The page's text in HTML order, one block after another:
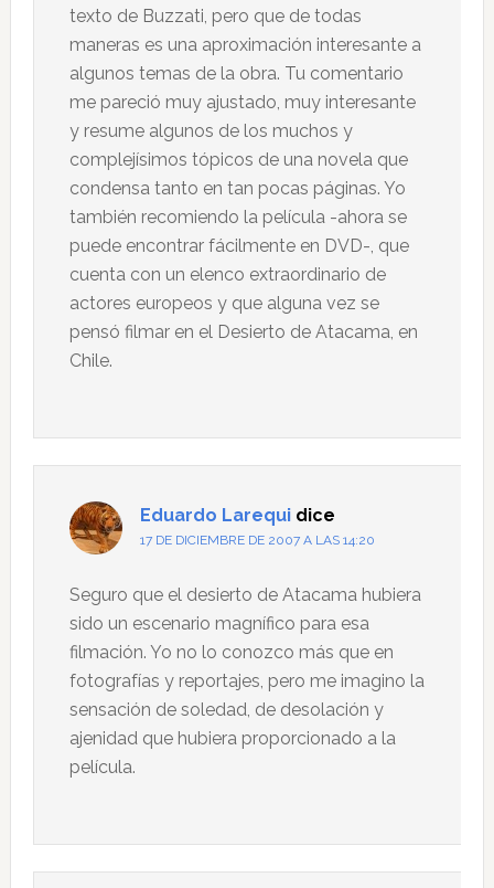
texto de Buzzati, pero que de todas
maneras es una aproximación interesante a
algunos temas de la obra. Tu comentario
me pareció muy ajustado, muy interesante
y resume algunos de los muchos y
complejísimos tópicos de una novela que
condensa tanto en tan pocas páginas. Yo
también recomiendo la película -ahora se
puede encontrar fácilmente en DVD-, que
cuenta con un elenco extraordinario de
actores europeos y que alguna vez se
pensó filmar en el Desierto de Atacama, en
Chile.
Eduardo Larequi dice
17 DE DICIEMBRE DE 2007 A LAS 14:20
Seguro que el desierto de Atacama hubiera
sido un escenario magnífico para esa
filmación. Yo no lo conozco más que en
fotografías y reportajes, pero me imagino la
sensación de soledad, de desolación y
ajenidad que hubiera proporcionado a la
película.